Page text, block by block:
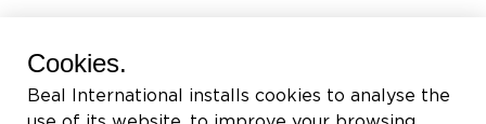
Rue du Tronquoy, 8
Cookies.
Beal International installs cookies to analyse the